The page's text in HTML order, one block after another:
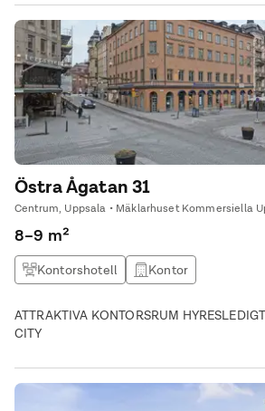
Östra Ågatan 31
Centrum, Uppsala • Mäklarhuset Kommersiella
8–9 m²
Kontorshotell Kontor
ATTRAKTIVA KONTORSRUM
CITY